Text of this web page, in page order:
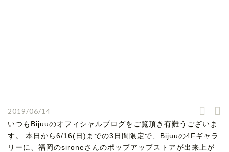
2019/06/14
いつもBijuuのオフィシャルブログをご覧頂き有難うございま
す。 本日から6/16(日)までの3日間限定で、Bijuuの4Fギャラ
リーに、福岡のsironeさんのポップアップストアが出来上が